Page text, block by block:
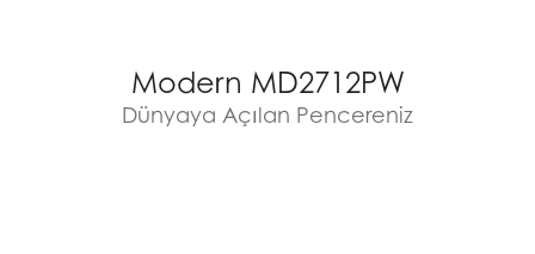
Modern MD2712PW
Dünyaya Açılan Pencereniz